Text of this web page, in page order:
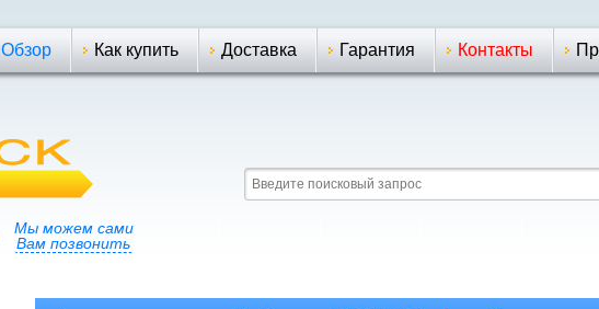
Обзор Как купить Доставка Гарантия Контакты
Мы можем сами
Вам позвонить